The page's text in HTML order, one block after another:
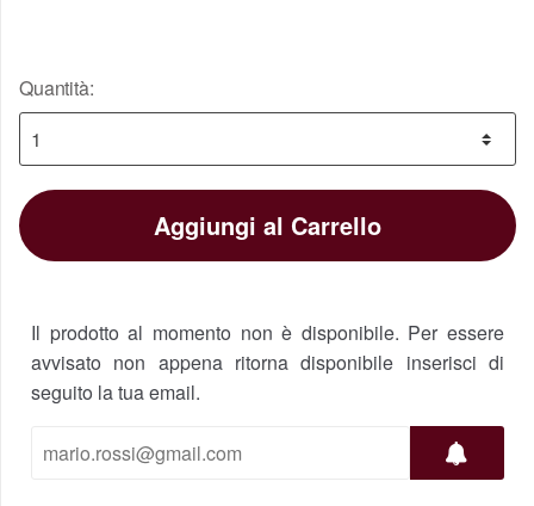
Quantità:
Aggiungi al Carrello
Il prodotto al momento non è disponibile. Per essere
avvisato non appena ritorna disponibile inserisci di
seguito la tua email.